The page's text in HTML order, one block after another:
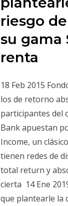
riesgo
su gama
renta
18 Feb 2015
los de retorno
participantes del
Bank apuestan
Income, un
tienen redes de
total return y
cierta 14 Ene
que plantearle la